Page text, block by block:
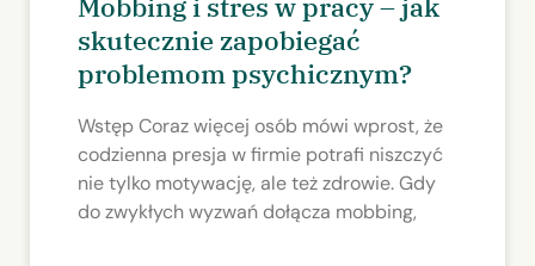
Mobbing i stres w pracy – jak
skutecznie zapobiegać
problemom psychicznym?
Wstęp Coraz więcej osób mówi wprost, że
codzienna presja w firmie potrafi niszczyć
nie tylko motywację, ale też zdrowie. Gdy
do zwykłych wyzwań dołącza mobbing,